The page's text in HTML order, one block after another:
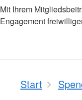
Mit Ihrem
Engagement
Start